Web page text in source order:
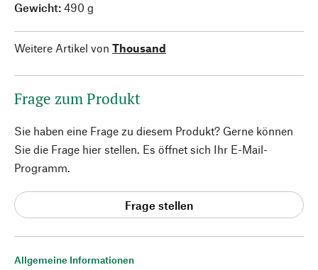
Allgemeine Informationen
Gewicht: 490 g
Weitere Artikel von Thousand
Frage zum Produkt
Sie haben eine Frage zu diesem Produkt? Gerne können
Sie die Frage hier stellen. Es öffnet sich Ihr E-Mail-
Programm.
Frage stellen